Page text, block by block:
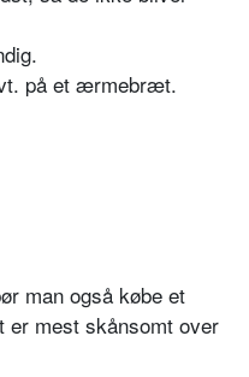
på et ærmebræt.
man også købe et
er mest skånsomt over